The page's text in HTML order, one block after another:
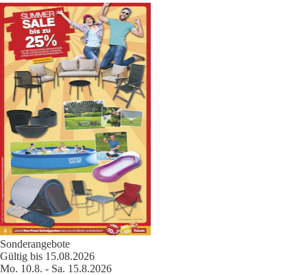
Sonderangebote
Gültig bis 15.08.2026
Mo. 10.8. - Sa. 15.8.2026